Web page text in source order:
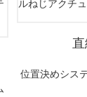
位置決めシス